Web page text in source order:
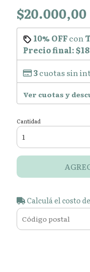
$20.000,00
10% OFFcon
Precio final:
3cuotas sin
Ver cuotas y
Cantidad
Calculá el costo